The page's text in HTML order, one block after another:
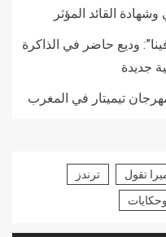
القائد المؤثر
وديع حاضر في الذاكرة
جديدة
تيميتار في المغرب
تقول
ترندز